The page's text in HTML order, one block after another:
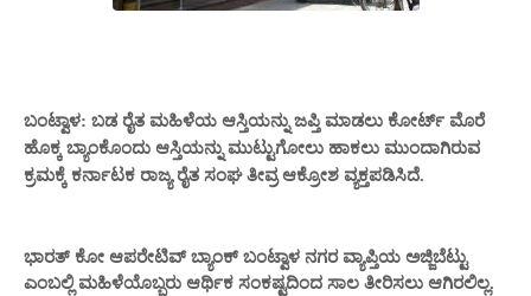
ಬಂಟ್ವಾಳ: ಬಡ ರೈತ ಮಹಿಳೆಯ ಆಸ್ತಿಯನ್ನು ಜಪ್ತಿ ಮಾಡಲು ಕೋರ್ಟ್ ಮೊರೆ
ಹೊಕ್ಕ ಬ್ಯಾಂಕೊಂದು ಆಸ್ತಿಯನ್ನು ಮುಟ್ಟುಗೋಲು ಹಾಕಲು ಮುಂದಾಗಿರುವ
ಕ್ರಮಕ್ಕೆ ಕರ್ನಾಟಕ ರಾಜ್ಯ ರೈತ ಸಂಘ ತೀವ್ರ ಆಕ್ರೋಶ ವ್ಯಕ್ತಪಡಿಸಿದೆ.
ಭಾರತ್ ಕೋ ಆಪರೇಟಿವ್ ಬ್ಯಾಂಕ್ ಬಂಟ್ವಾಳ ನಗರ ವ್ಯಾಪ್ತಿಯ ಅಜ್ಜಿಬೆಟ್ಟು
ಎಂಬಲ್ಲಿ ಮಹಿಳೆಯೊಬ್ಬರು ಆರ್ಥಿಕ ಸಂಕಷ್ಟದಿಂದ ಸಾಲ ತೀರಿಸಲು ಆಗಿರಲಿಲ್ಲ.